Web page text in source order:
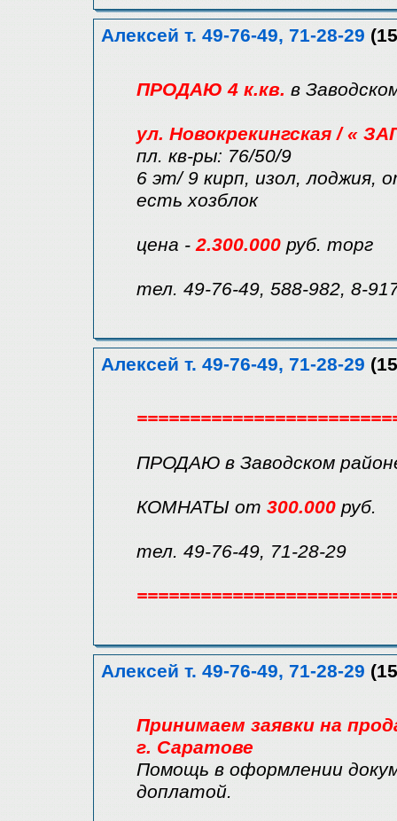
Алексей т. 49-76-49, 71-28-29
ПРОДАЮ 4 к.кв. в
ул. Новокрекингская / «
пл. кв-ры: 76/50/9
6 эт/ 9 кирп, изол, лоджия,
есть хозблок
цена -2.300.000 руб. торг
тел. 49-76-49, 588-982, 8-
Алексей т. 49-76-49, 71-28-29
ПРОДАЮ в Заводском
КОМНАТЫ от 300.000 руб.
тел. 49-76-49, 71-28-29
Алексей т. 49-76-49, 71-28-29
Принимаем заявки на
г. Саратове
Помощь в оформлении
доплатой.